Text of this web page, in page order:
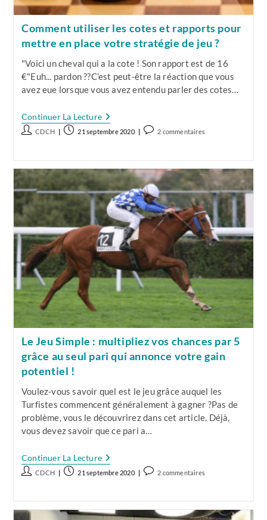
Comment utiliser les cotes et rapports pour
mettre en place votre stratégie de jeu ?
"Voici un cheval qui a la cote ! Son rapport est de 16
€"Euh... pardon ??C’est peut-être la réaction que vous
avez eue lorsque vous avez entendu parler des cotes…
Continuer La LectureComment
Utiliser
Les
Pour
Mettre
En
Place
Votre
Stratégie
De
Jeu
?
Auteur/autrice
publication :
CDCH
Publication
21 septembre 2020
Commentaires
publication :
2 commentaires
Le Jeu Simple : multipliez vos chances par 5
grâce au seul pari qui annonce votre gain
potentiel !
Voulez-vous savoir quel est le jeu grâce auquel les
Turfistes commencent généralement à gagner ?Pas de
problème, vous le découvrirez dans cet article. Déjà,
vous devez savoir que ce pari a…
Continuer La LectureLe
Jeu
Simple
Chances
Auteur/autrice
publication :
CDCH
Publication
21 septembre 2020
Commentaires
publication :
2 commentaires